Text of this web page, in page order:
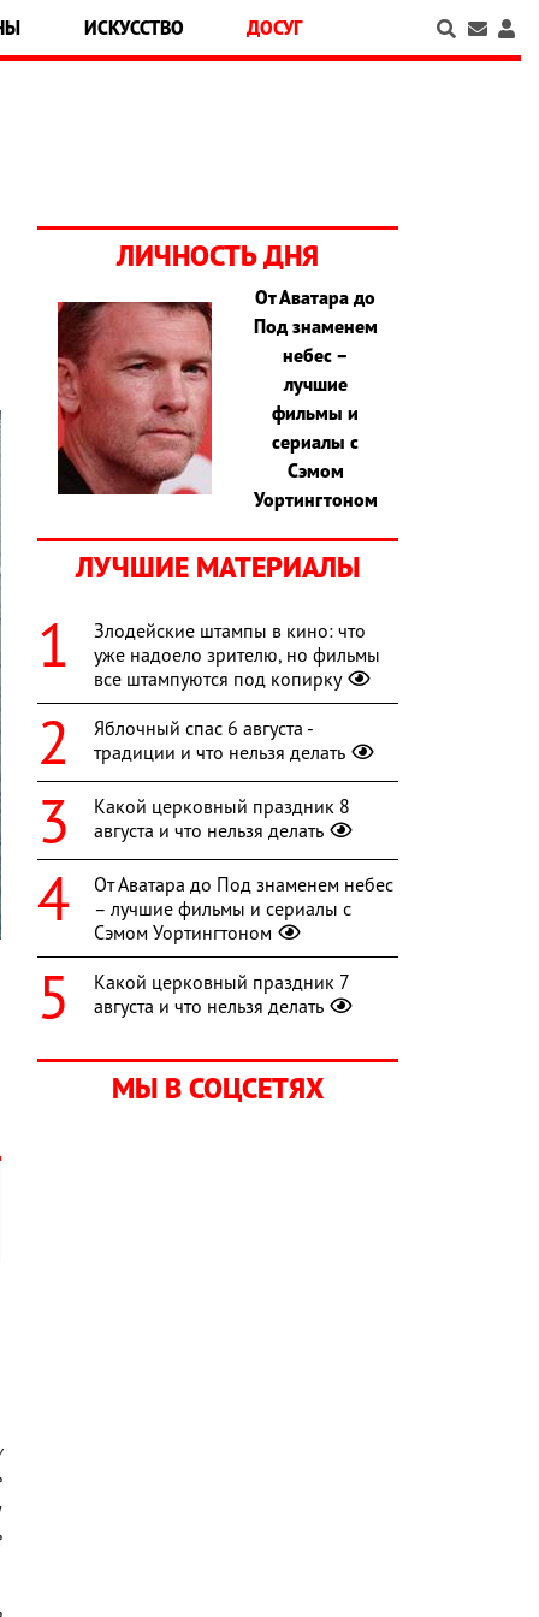
ИСКУССТВО ДОСУГ
ЛИЧНОСТЬ ДНЯ
От Аватара до
Под знаменем
небес –
лучшие
фильмы и
сериалы с
Сэмом
Уортингтоном
ЛУЧШИЕ МАТЕРИАЛЫ
Злодейские штампы в кино: что
уже надоело зрителю, но фильмы
все штампуются под копирку
Яблочный спас 6 августа -
традиции и что нельзя делать
Какой церковный праздник 8
августа и что нельзя делать
От Аватара до Под знаменем небес
– лучшие фильмы и сериалы с
Сэмом Уортингтоном
Какой церковный праздник 7
августа и что нельзя делать
МЫ В СОЦСЕТЯХ